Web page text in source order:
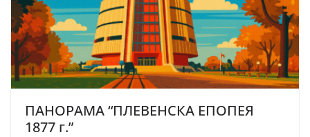
ПАНОРАМА “ПЛЕВЕНСКА ЕПОПЕЯ
1877 г.”